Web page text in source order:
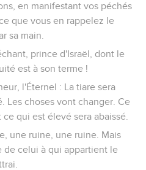
en manifestant vos péchés
que vous en rappelez le
sa main.
prince d'Israël, dont le
est à son terme !
l'Éternel : La tiare sera
Les choses vont changer. Ce
qui est élevé sera abaissé.
une ruine, une ruine. Mais
de celui à qui appartient le